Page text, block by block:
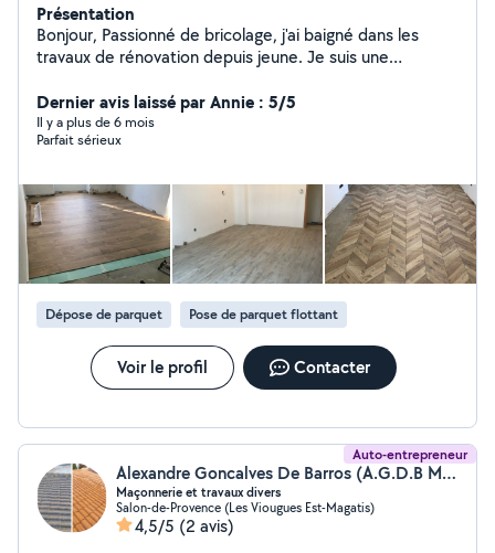
Présentation
Bonjour, Passionné de bricolage, j'ai baigné dans les
travaux de rénovation depuis jeune. Je suis une
d'ailleurs pu réaliser nombre de travaux à titre personnel
et dont vous pouvez avoir un aperçu. Je suis ici pour
apporter mon aide en premier lieu !!
Dernier avis laissé par Annie : 5/5
Il y a plus de 6 mois
Parfait sérieux
Dépose de parquet Pose de parquet flottant
Voir le profil Contacter
Auto-entrepreneur
Alexandre Goncalves De Barros (A.G.D.B MACONNERIE)
Maçonnerie et travaux divers
Salon-de-Provence (Les Viougues Est-Magatis)
4,5/5 (2 avis)